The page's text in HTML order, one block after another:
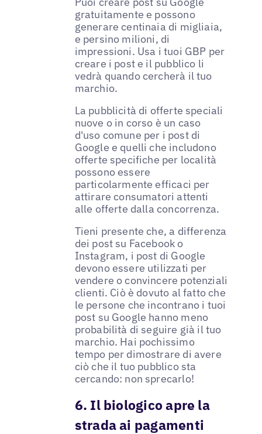
gratuitamente e possono
generare centinaia di migliaia,
e persino milioni, di
impressioni. Usa i tuoi GBP per
creare i post e il pubblico li
vedrà quando cercherà il tuo
marchio.
La pubblicità di offerte speciali
nuove o in corso è un caso
d'uso comune per i post di
Google e quelli che includono
offerte specifiche per località
possono essere
particolarmente efficaci per
attirare consumatori attenti
alle offerte dalla concorrenza.
Tieni presente che, a differenza
dei post su Facebook o
Instagram, i post di Google
devono essere utilizzati per
vendere o convincere potenziali
clienti. Ciò è dovuto al fatto che
le persone che incontrano i tuoi
post su Google hanno meno
probabilità di seguire già il tuo
marchio. Hai pochissimo
tempo per dimostrare di avere
ciò che il tuo pubblico sta
cercando: non sprecarlo!
6. Il biologico apre la
strada ai pagamenti